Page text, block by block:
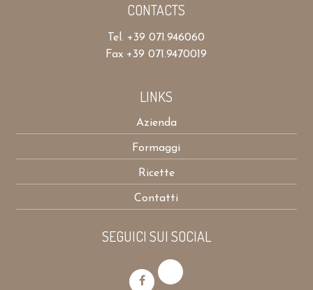
CONTACTS
Tel. +39 071.946060
Fax +39 071.9470019
LINKS
Azienda
Formaggi
Ricette
Contatti
SEGUICI SUI SOCIAL